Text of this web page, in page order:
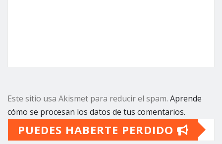
Este sitio usa Akismet para reducir el spam. Aprende
cómo se procesan los datos de tus comentarios.
PUEDES HABERTE PERDIDO